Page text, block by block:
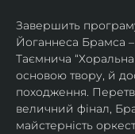
Завершить
Йоганнеса Брамса –
Таємнича “Хоральна
основою твору, й
походження.
величний фінал,
майстерність